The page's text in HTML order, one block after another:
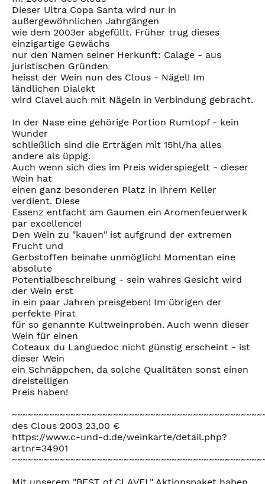
Dieser Ultra Copa Santa wird nur in
außergewöhnlichen Jahrgängen
wie dem 2003er abgefüllt. Früher trug dieses
einzigartige Gewächs
nur den Namen seiner Herkunft: Calage - aus
juristischen Gründen
heisst der Wein nun des Clous - Nägel! Im
ländlichen Dialekt
wird Clavel auch mit Nägeln in Verbindung gebracht.
In der Nase eine gehörige Portion Rumtopf - kein
Wunder
schließlich sind die Erträgen mit 15hl/ha alles
andere als üppig.
Auch wenn sich dies im Preis widerspiegelt - dieser
Wein hat
einen ganz besonderen Platz in Ihrem Keller
verdient. Diese
Essenz entfacht am Gaumen ein Aromenfeuerwerk
par excellence!
Den Wein zu "kauen" ist aufgrund der extremen
Frucht und
Gerbstoffen beinahe unmöglich! Momentan eine
absolute
Potentialbeschreibung - sein wahres Gesicht wird
der Wein erst
in ein paar Jahren preisgeben! Im übrigen der
perfekte Pirat
für so genannte Kultweinproben. Auch wenn dieser
Wein für einen
Coteaux du Languedoc nicht günstig erscheint - ist
dieser Wein
ein Schnäppchen, da solche Qualitäten sonst einen
dreistelligen
Preis haben!
des Clous 2003 23,00 €
https://www.c-und-d.de/weinkarte/detail.php?
artnr=34901